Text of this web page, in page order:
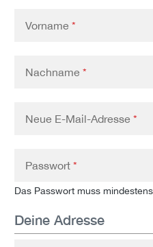
Vorname *
Nachname *
Neue E-Mail-Adresse *
Passwort *
Das Passwort muss
Deine Adresse